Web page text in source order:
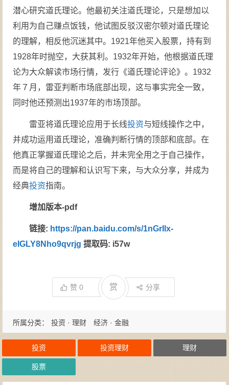
潜心研究道氏理论。他最初关注道氏理论，只是想加以
利用为自己赚点饭钱，他试图反驳汉密尔顿对道氏理论
的理解，相反他沉迷其中。1921年他买入股票，持有到
1928年时抛空，大获其利。1932年开始，他根据道氏理
论为大众解读市场行情，发行《道氏理论评论》。1932
年７月，雷亚判断市场底部出现，这与事实完全一致，
同时他还预测出1937年的市场顶部。
雷亚将道氏理论应用于长线投资与短线操作之中，
并成功运用道氏理论，准确判断行情的顶部和底部。在
他真正掌握道氏理论之后，并未完全用之于自己操作，
而是将自己的理解和认识写下来，与大众分享，并成为
经典投资指南。
增加版本-pdf
链接: https://pan.baidu.com/s/1nGrIlx-
eIGLY8Nho9qvrjg 提取码: i57w
赞0 赏 分享
所属分类： 投资 · 理财 经济 · 金融
投资 投资理财 理财
股票